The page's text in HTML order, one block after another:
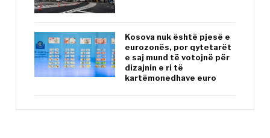
Kosova nuk është pjesë e
eurozonës, por qytetarët
e saj mund të votojnë për
dizajnin e ri të
kartëmonedhave euro